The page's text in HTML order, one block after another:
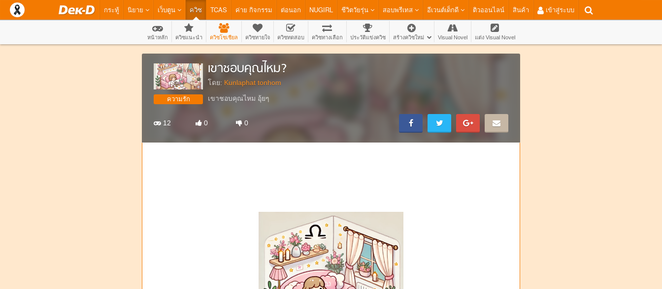
กระทู้ นิยาย เว็บตูน ควิซ TCAS ค่าย กิจกรรม ต่อนอก NUGIRL ชีวิตวัยรุ่น สอบพรีเทส อีเวนต์เด็กดี ติวออนไลน์ สินค้า เข้าสู่ระบบ
หน้าหลัก ควิซแนะนำ ควิซโซเชียล ควิซทายใจ ควิซทดสอบ ควิซทางเลือก ประวัติแข่งควิซ สร้างควิซใหม่ Visual Novel แต่ง Visual Novel
ความรัก
เขาชอบคุณไหม?
โดย: Kunlaphat tonhom
เขาชอบคุณไหม อุ้ยๆ
12 0 0